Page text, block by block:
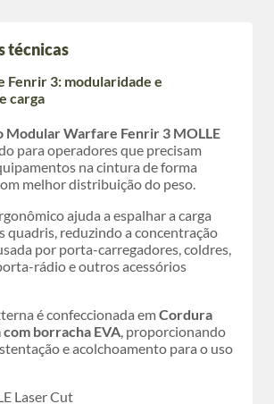
técnicas
Fenrir 3: modularidade e
carga
Modular Warfare Fenrir 3 MOLLE
para operadores que precisam
na cintura de forma
melhor distribuição do peso.
ajuda a espalhar a carga
quadris, reduzindo a concentração
por porta-carregadores, coldres,
rádio e outros acessórios
é confeccionada emCordura
borracha EVA, proporcionando
e acolchoamento para o uso
Laser Cut